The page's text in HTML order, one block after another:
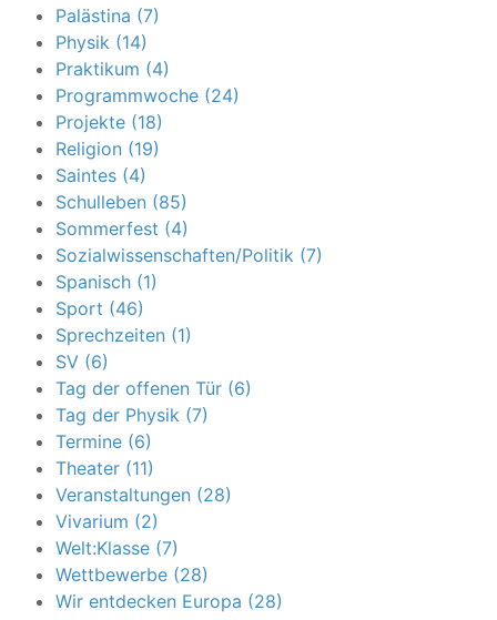
Palästina (7)
Physik (14)
Praktikum (4)
Programmwoche (24)
Projekte (18)
Religion (19)
Saintes (4)
Schulleben (85)
Sommerfest (4)
Sozialwissenschaften/Politik (7)
Spanisch (1)
Sport (46)
Sprechzeiten (1)
SV (6)
Tag der offenen Tür (6)
Tag der Physik (7)
Termine (6)
Theater (11)
Veranstaltungen (28)
Vivarium (2)
Welt:Klasse (7)
Wettbewerbe (28)
Wir entdecken Europa (28)